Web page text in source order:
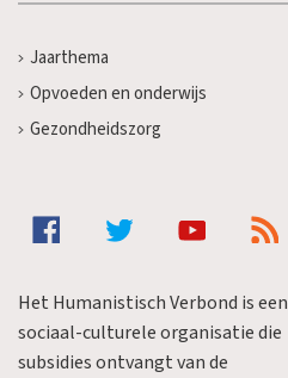
Jaarthema
Opvoeden en onderwijs
Gezondheidszorg
Het Humanistisch Verbond is een
sociaal-culturele organisatie die
subsidies ontvangt van de